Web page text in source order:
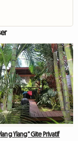
Ylang" Gite Privatif